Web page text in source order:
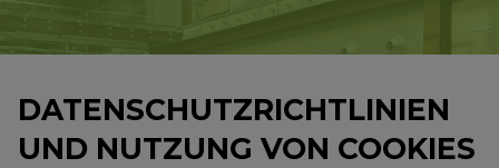
DATENSCHUTZRICHTLINIEN
UND NUTZUNG VON COOKIES